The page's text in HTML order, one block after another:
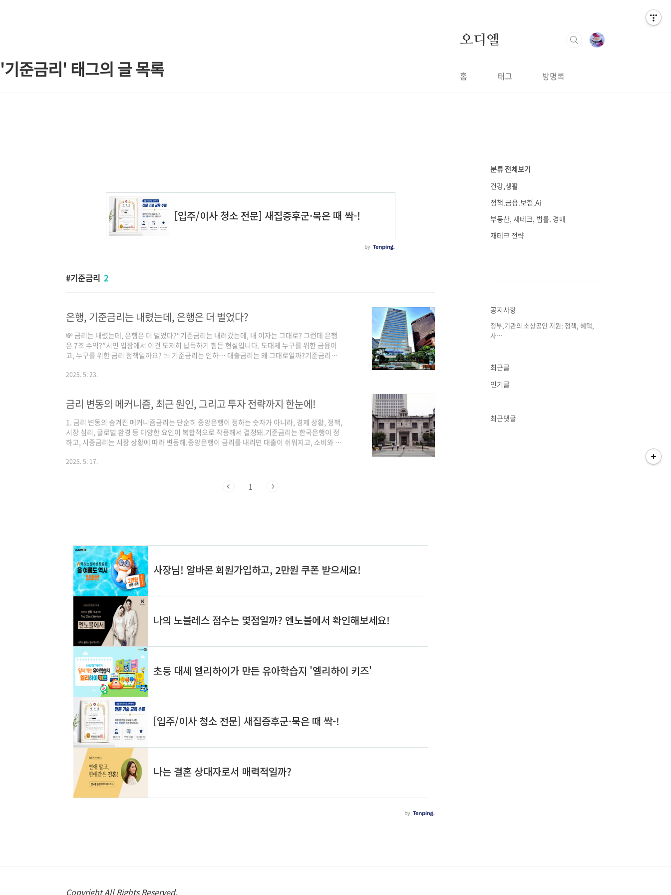
'기준금리' 태그의 글 목록
오디엘
홈 태그 방명록
기준금리 2
은행, 기준금리는 내렸는데, 은행은 더 벌었다?
💸 금리는 내렸는데, 은행은 더 벌었다?“기준금리는 내려갔는데, 내 이자는 그대로? 그런데 은행
은 7조 수익?”시민 입장에서 이건 도저히 납득하기 힘든 현실입니다. 도대체 누구를 위한 금융이
고, 누구를 위한 금리 정책일까요? 📉 기준금리는 인하… 대출금리는 왜 그대로일까?기준금리는
리차로 막대한 수익이러한 구조 속에서 고통은 시민에게, 수익은 은행에게 집중되고 있습니다. 📊
적이 나올 수밖에 없습니다. ?..
2025. 5. 23.
금리 변동의 메커니즘, 최근 원인, 그리고 투자 전략까지 한눈에!
1. 금리 변동의 숨겨진 메커니즘금리는 단순히 중앙은행이 정하는 숫자가 아니라, 경제 상황, 정책,
시장 심리, 글로벌 환경 등 다양한 요인이 복합적으로 작용해서 결정돼.기준금리는 한국은행이 정
하고, 시중금리는 시장 상황에 따라 변동해.중앙은행이 금리를 내리면 대출이 쉬워지고, 소비와 투
상황 등 여러 변수에 따라 다르게 움직일 수 있어.2. 최근 금리 변동의 주요 원인최근 금리가 움직인
리거나 내리는 것에 따라 우리나라 금리도 영향을 받아.국내 경제 성장 둔화: 수출 부진, 성장률 하
2025. 5. 17.
1
분류 전체보기
건강,생활
정책.금융.보험.Ai
부동산, 재테크, 법률. 경매
재테크 전략
공지사항
정부,기관의 소상공인 지원: 정책, 혜택,
사⋯
최근글
인기글
최근댓글
Copyright All Rights Reserved.